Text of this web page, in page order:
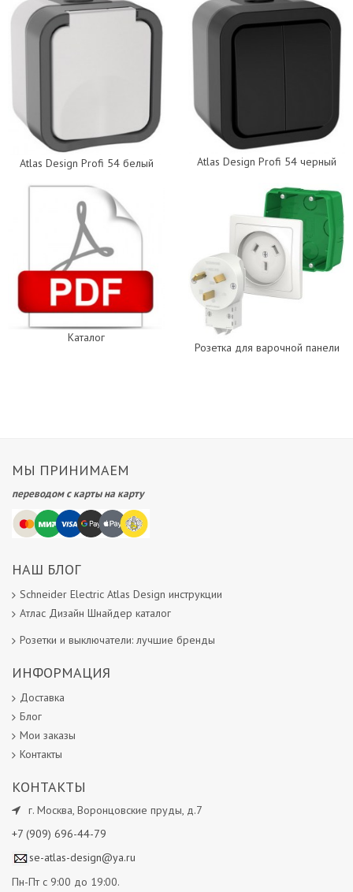
Atlas Design Profi 54 белый Atlas Design Profi 54 черный
Каталог
Розетка для варочной панели
МЫ ПРИНИМАЕМ
переводом с карты на карту
НАШ БЛОГ
Schneider Electric Atlas Design инструкции
Атлас Дизайн Шнайдер каталог
Розетки и выключатели: лучшие бренды
ИНФОРМАЦИЯ
Доставка
Блог
Мои заказы
Контакты
КОНТАКТЫ
г. Москва, Воронцовские пруды, д.7
+7 (909) 696-44-79
se-atlas-design@ya.ru
Пн-Пт с 9:00 до 19:00.